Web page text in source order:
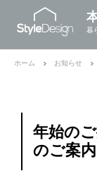
暮
ホーム お知らせ
年始の
のご案